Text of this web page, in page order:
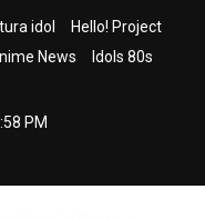
idol
Hello! Project
News
Idols 80s
PM